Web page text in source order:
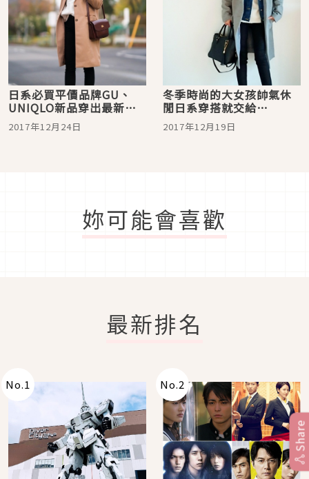
日系必買平價品牌GU、
UNIQLO新品穿出最新秋
冬時尚！
2017年12月24日
冬季時尚的大女孩帥氣休
閒日系穿搭就交給
UNIQLO！
2017年12月19日
妳可能會喜歡
最新排名
No.1 No.2
Share